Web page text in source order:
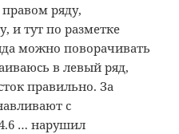
ряду,
и тут по разметке
можно поворачивать
в левый ряд,
правильно. За
с
… нарушил